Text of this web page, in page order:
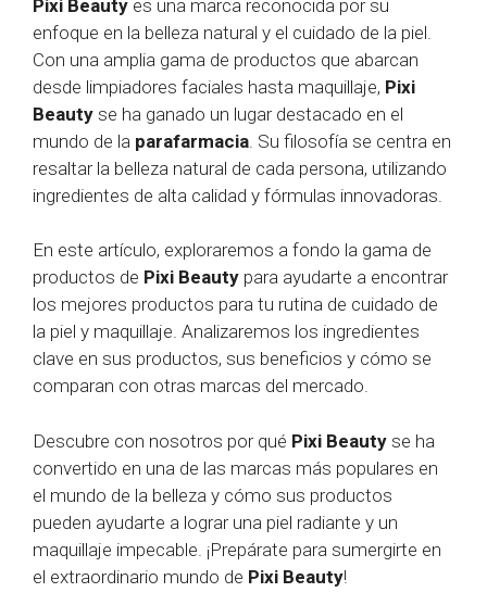
Pixi Beauty es una marca reconocida por su
enfoque en la belleza natural y el cuidado de la piel.
Con una amplia gama de productos que abarcan
desde limpiadores faciales hasta maquillaje, Pixi
Beauty se ha ganado un lugar destacado en el
mundo de la parafarmacia . Su filosofía se centra en
resaltar la belleza natural de cada persona, utilizando
ingredientes de alta calidad y fórmulas innovadoras.
En este artículo, exploraremos a fondo la gama de
productos de Pixi Beauty para ayudarte a encontrar
los mejores productos para tu rutina de cuidado de
la piel y maquillaje. Analizaremos los ingredientes
clave en sus productos, sus beneficios y cómo se
comparan con otras marcas del mercado.
Descubre con nosotros por qué Pixi Beauty se ha
convertido en una de las marcas más populares en
el mundo de la belleza y cómo sus productos
pueden ayudarte a lograr una piel radiante y un
maquillaje impecable. ¡Prepárate para sumergirte en
el extraordinario mundo de Pixi Beauty!